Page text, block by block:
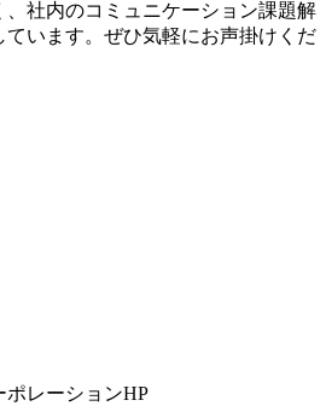
社内のコミュニケーション課題解
います。ぜひ気軽にお声掛けくだ
レーションHP